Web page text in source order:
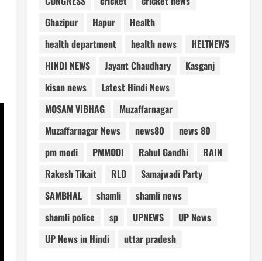
Ghazipur
Hapur
Health
health department
health news
HELTNEWS
HINDI NEWS
Jayant Chaudhary
Kasganj
kisan news
Latest Hindi News
MOSAM VIBHAG
Muzaffarnagar
Muzaffarnagar News
news80
news 80
pm modi
PMMODI Rahul Gandhi
RAIN
Rakesh Tikait
RLD
Samajwadi Party
SAMBHAL
shamli
shamli news
shamli police
sp UPNEWS
UP News
UP News in Hindi
uttar pradesh